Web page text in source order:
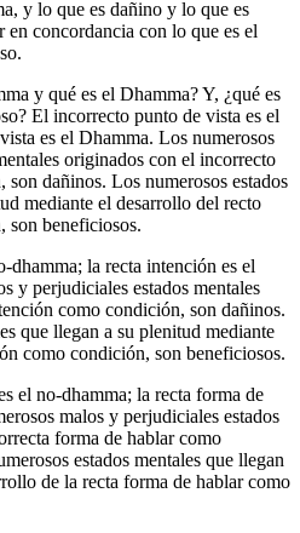
y lo que es dañino y lo que es
concordancia con lo que es el
y qué es el Dhamma? Y, ¿qué es
El incorrecto punto de vista es el
es el Dhamma. Los numerosos
originados con el incorrecto
dañinos. Los numerosos estados
mediante el desarrollo del recto
son beneficiosos.
dhamma; la recta intención es el
y perjudiciales estados mentales
como condición, son dañinos.
que llegan a su plenitud mediante
como condición, son beneficiosos.
el no-dhamma; la recta forma de
malos y perjudiciales estados
forma de hablar como
estados mentales que llegan
de la recta forma de hablar como